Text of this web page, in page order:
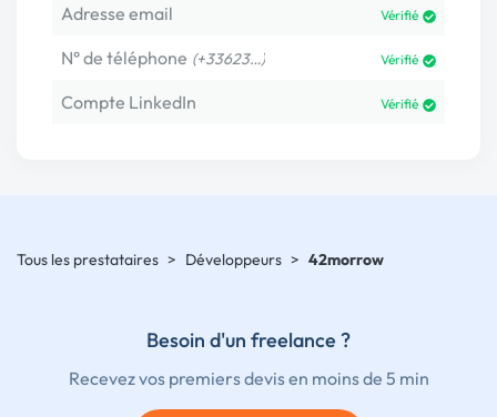
Adresse email Vérifié
N° de téléphone (+33623…) Vérifié
Compte LinkedIn Vérifié
Tous les prestataires > Développeurs > 42morrow
Besoin d'un freelance ?
Recevez vos premiers devis en moins de 5 min